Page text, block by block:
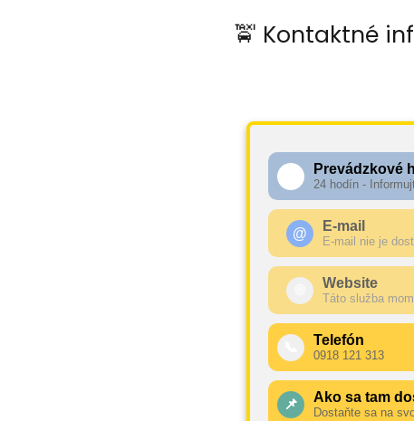
🚖 Kontaktné
Prevádzkové
24 hodín -
@ E-mail
E-mail nie je
Website
Táto služba
Telefón
0918 121 313
📌 Ako sa tam
Dostaňte sa na